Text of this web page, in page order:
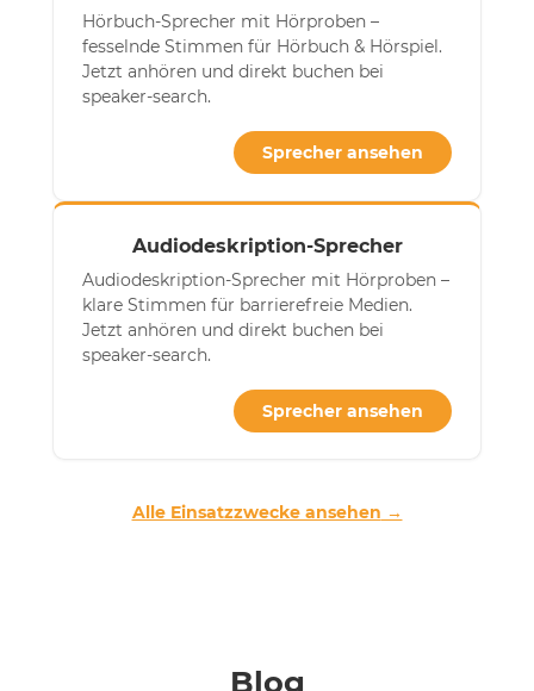
Hörbuch-Sprecher mit Hörproben –
fesselnde Stimmen für Hörbuch & Hörspiel.
Jetzt anhören und direkt buchen bei
speaker-search.
Sprecher ansehen
Audiodeskription-Sprecher
Audiodeskription-Sprecher mit Hörproben –
klare Stimmen für barrierefreie Medien.
Jetzt anhören und direkt buchen bei
speaker-search.
Sprecher ansehen
Alle Einsatzzwecke ansehen
Blog